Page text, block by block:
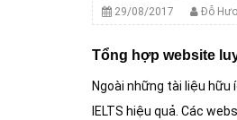
29/08/2017 Đỗ
Tổng hợp website
Ngoài những tài liệu
IELTS hiệu quả. Các